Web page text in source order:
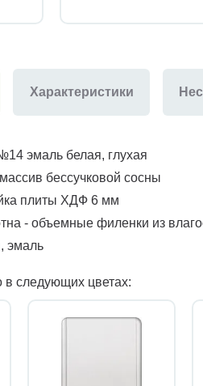
Характеристики
эмаль белая, глухая
бессучковой сосны
плиты ХДФ 6 мм
- объемные филенки из
эмаль
следующих цветах: